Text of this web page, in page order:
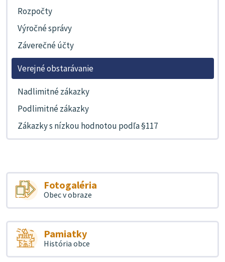
Rozpočty
Výročné správy
Záverečné účty
Verejné obstarávanie
Nadlimitné zákazky
Podlimitné zákazky
Zákazky s nízkou hodnotou podľa §117
Fotogaléria
Obec v obraze
Pamiatky
História obce